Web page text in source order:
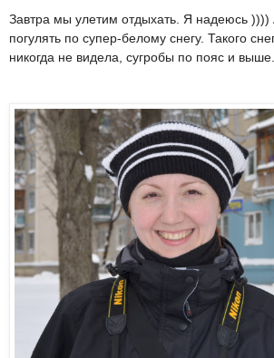
Завтра мы улетим отдыхать. Я надеюсь
погулять по супер-белому снегу. Такого
никогда не видела, сугробы по пояс и выше.